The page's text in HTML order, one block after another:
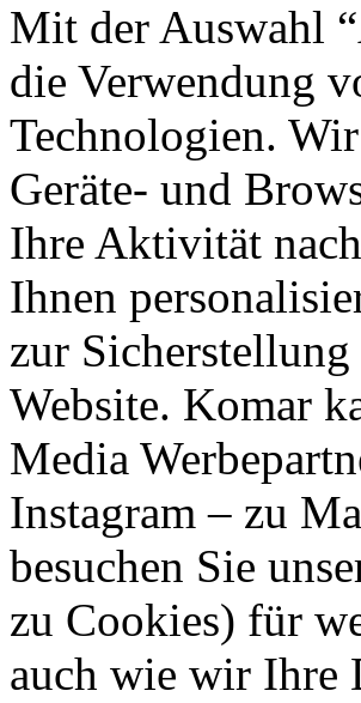
Mit der Auswahl
die Verwendung
Technologien.
Geräte- und
Ihre Aktivität
Ihnen
zur
Website. Komar
Media
Instagram – zu
besuchen Sie
zu Cookies) für
auch wie wir Ihre